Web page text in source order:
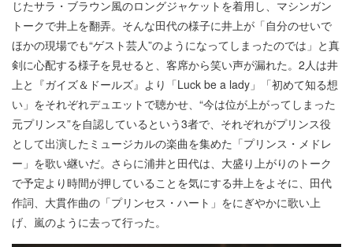
じたサラ・ブラウン風のロングジャケットを着用し、マシンガン
トークで井上を翻弄。そんな田代の様子に井上が「自分のせいで
ほかの現場でも“ゲスト芸人”のようになってしまったのでは」と真
剣に心配する様子を見せると、客席から笑い声が漏れた。2人は井
上と『ガイズ＆ドールズ』より「Luck be a lady」「初めて知る想
い」をそれぞれデュエットで聴かせ、“今は位が上がってしまった
元プリンス”を自認しているという3者で、それぞれがプリンス役
として出演したミュージカルの楽曲を集めた「プリンス・メドレ
ー」を歌い継いだ。さらに浦井と田代は、大盛り上がりのトーク
で予定より時間が押していることを気にする井上をよそに、田代
作詞、大貫作曲の「プリンセス・ハート」をにぎやかに歌い上
げ、嵐のように去って行った。